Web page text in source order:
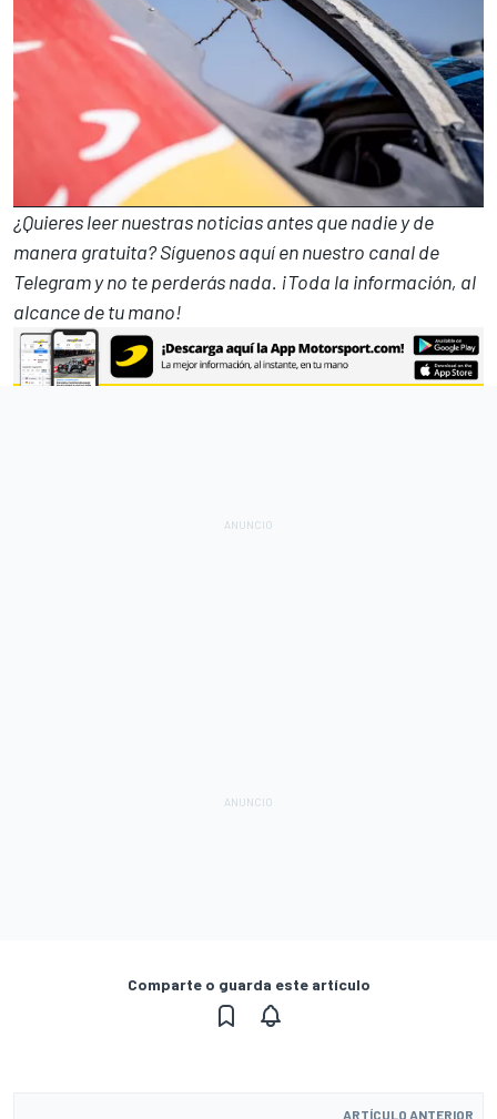
¿Quieres leer nuestras noticias antes que nadie y de
manera gratuita? Síguenosaquí en nuestro canal de
Telegramy no te perderás nada. ¡Toda la información, al
alcance de tu mano!
Comparte o guarda este artículo
ARTÍCULO ANTERIOR